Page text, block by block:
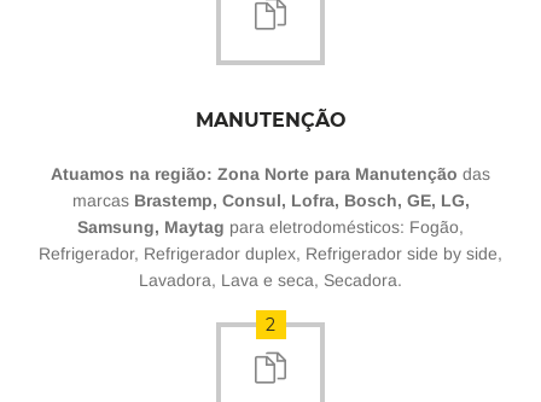
MANUTENÇÃO
Atuamos na região: Zona Norte para Manutenção das
marcas Brastemp, Consul, Lofra, Bosch, GE, LG,
Samsung, Maytag para eletrodomésticos: Fogão,
Refrigerador, Refrigerador duplex, Refrigerador side by side,
Lavadora, Lava e seca, Secadora.
2